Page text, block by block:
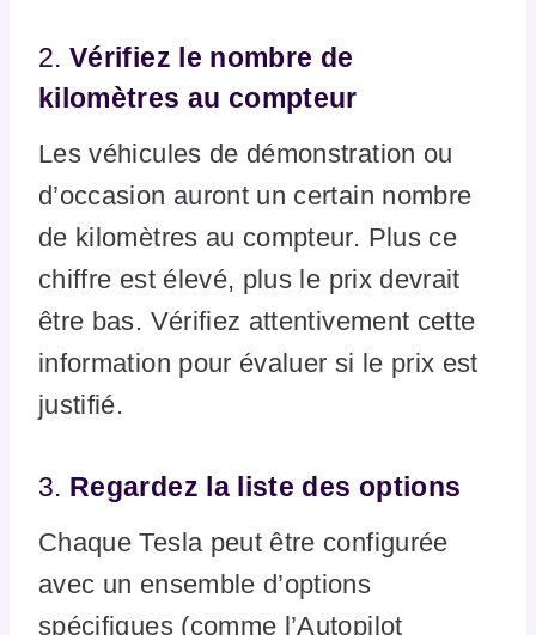
2.Vérifiez le nombre de
kilomètres au compteur
Les véhicules de démonstration ou
d’occasion auront un certain nombre
de kilomètres au compteur. Plus ce
chiffre est élevé, plus le prix devrait
être bas. Vérifiez attentivement cette
information pour évaluer si le prix est
justifié.
3. Regardez la liste des options
Chaque Tesla peut être configurée
avec un ensemble d’options
spécifiques (comme l’Autopilot